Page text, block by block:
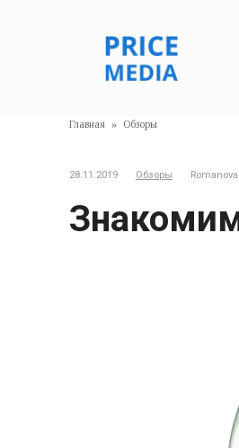
Главная » Обзоры
28.11.2019 Обзоры Romanova